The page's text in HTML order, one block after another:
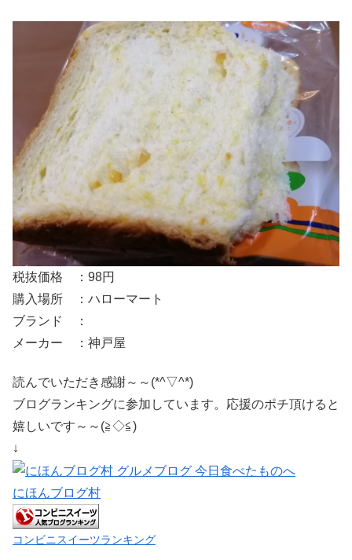
税抜価格 ：98円
購入場所 ：ハローマート
ブランド ：
メーカー ：神戸屋
読んでいただき感謝～～(*^▽^*)
ブログランキングに参加しています。応援のポチ頂けると
嬉しいです～～(≧◇≦)
↓
にほんブログ村
コンビニスイーツランキング